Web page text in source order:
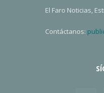
El Faro Noticias,
Contáctanos: